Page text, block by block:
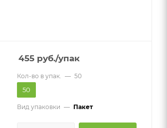
455 руб./упак
Кол-во в упак. — 50
50
Вид упаковки — Пакет